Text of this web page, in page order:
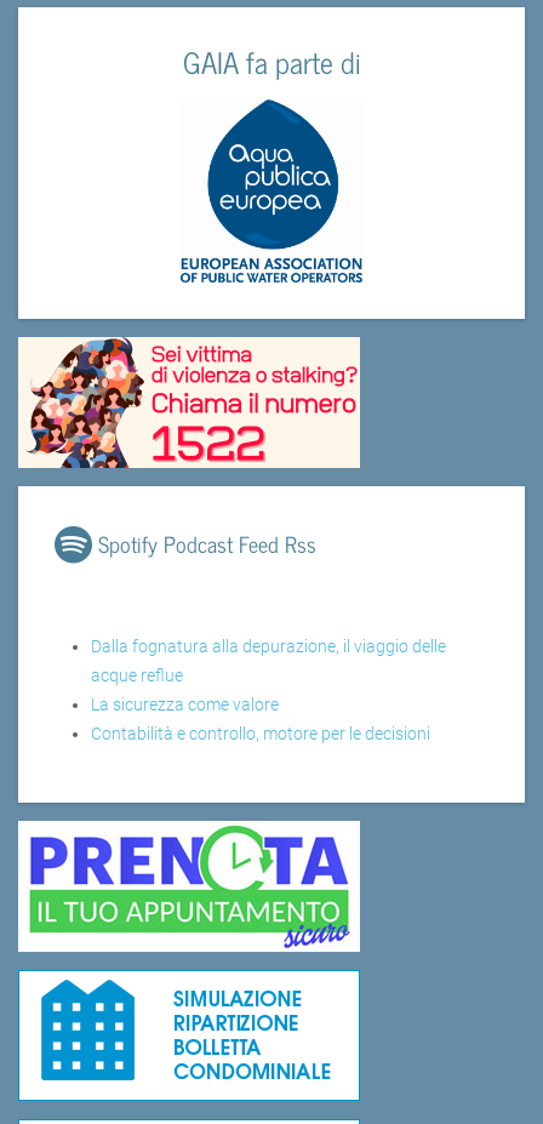
GAIA fa parte di
Spotify Podcast Feed Rss
Dalla fognatura alla depurazione, il viaggio delle
acque reflue
La sicurezza come valore
Contabilità e controllo, motore per le decisioni